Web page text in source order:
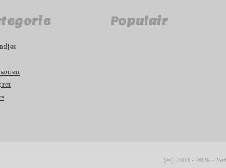
Populair
(©) 2003 - 2026 -